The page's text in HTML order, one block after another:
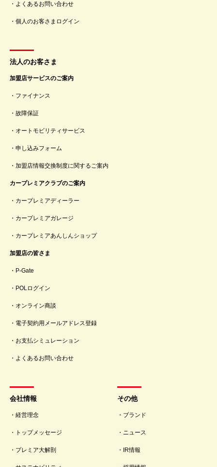
よくあるお問い合わせ
個人のお客さまログイン
法人のお客さま
加盟店サービスのご案内
ファイナンス
故障保証
オートモビリティサービス
申し込みフォーム
加盟店情報交換制度に関するご案内
カープレミアクラブのご案内
カープレミアディーラー
カープレミアガレージ
カープレミアあんしんショップ
加盟店の皆さま
P-Gate
POLログイン
オンライン商談
電子契約用メールアドレス登録
お支払シミュレーション
よくあるお問い合わせ
会社情報
経営理念
トップメッセージ
プレミア大解剖
その他
ブランド
ニュース
IR情報